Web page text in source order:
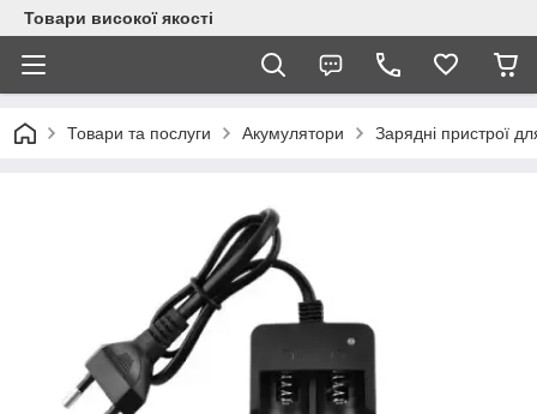
Товари високої якості
Товари та послуги Акумулятори Зарядні пристрої